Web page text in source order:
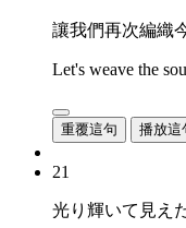
讓我們再次編織
Let's weave the
重覆這句 播放這
21
光り輝いて見え